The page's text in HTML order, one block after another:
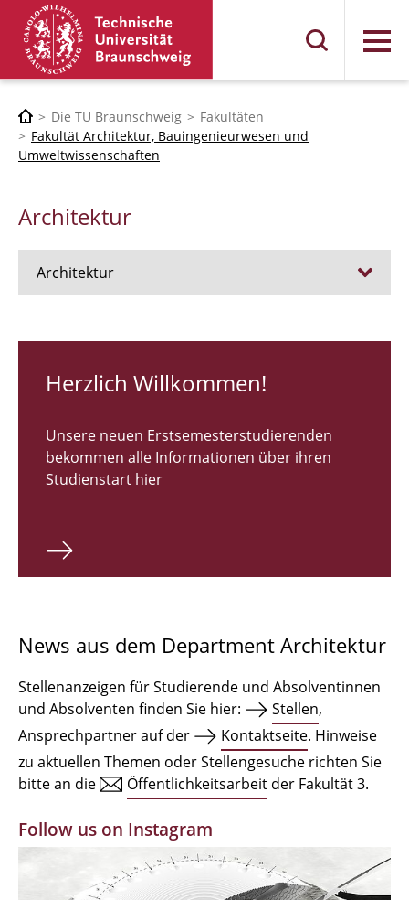
Menü
Die TU Braunschweig
Fakultäten
Fakultät Architektur, Bauingenieurwesen und
Umweltwissenschaften
Architektur
Architektur
RUNDGANG 26
Bachelor Architektur
Master Architektur
Qualifikationsprofil
Institute
Einrichtungen
Zeichensäle
MBW | Modellbauwerkstatt
Alumni | cloud club
Herzlich Willkommen!
Unsere neuen Erstsemesterstudierenden
bekommen alle Informationen über ihren
Studienstart hier
News aus dem Department Architektur
Stellenanzeigen für Studierende und Absolventinnen
und Absolventen finden Sie hier:
Stellen,
Ansprechpartner auf der
Kontaktseite. Hinweise
zu aktuellen Themen oder Stellengesuche richten Sie
bitte an die
Öffentlichkeitsarbeit der Fakultät 3.
Follow us on Instagram